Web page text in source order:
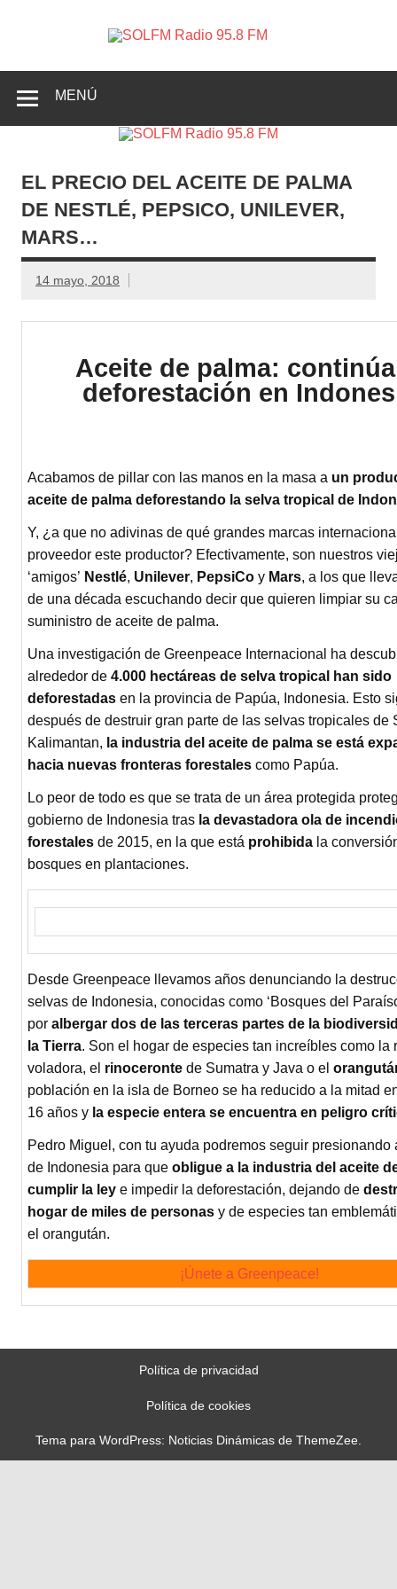
Radio
Crevillente, Radio en Vega Baja y Radio en el Medio
MENÚ
EL PRECIO DEL ACEITE DE PALMA
DE NESTLÉ, PEPSICO, UNILEVER,
MARS…
14 mayo, 2018
Aceite de palma:
deforestación en
Acabamos de pillar con las manos en la masa a un
aceite de palma deforestando la selva tropical de
Y, ¿a que no adivinas de qué grandes marcas
proveedor este productor? Efectivamente, son nuestros
‘amigos’ Nestlé, Unilever, PepsiCo y Mars, a los que
de una década escuchando decir que quieren limpiar su
suministro de aceite de palma.
Una investigación de Greenpeace Internacional ha
alrededor de4.000 hectáreas de selva tropical han sido
deforestadas en la provincia de Papúa, Indonesia. Esto
después de destruir gran parte de las selvas tropicales de
Kalimantan, la industria del aceite de palma se está
hacia nuevas fronteras forestales como Papúa.
Lo peor de todo es que se trata de un área protegida
gobierno de Indonesia tras la devastadora ola de
forestales de 2015, en la que está prohibida la
bosques en plantaciones.
Desde Greenpeace llevamos años denunciando la
selvas de Indonesia, conocidas como ‘Bosques del
poralbergar dos de las terceras partes de la
la Tierra. Son el hogar de especies tan increíbles como la
voladora, el rinoceronte de Sumatra y Java o el
población en la isla de Borneo se ha reducido a la mitad
16 años y la especie entera se encuentra en peligro
Pedro Miguel, con tu ayuda podremos seguir presionando
de Indonesia para queobligue a la industria del aceite
cumplir la ley e impedir la deforestación, dejando de
hogar de miles de personas y de especies tan
el orangután.
¡Únete a Greenpeace!
Política de privacidad
Política de cookies
Tema para WordPress: Noticias Dinámicas de ThemeZee.